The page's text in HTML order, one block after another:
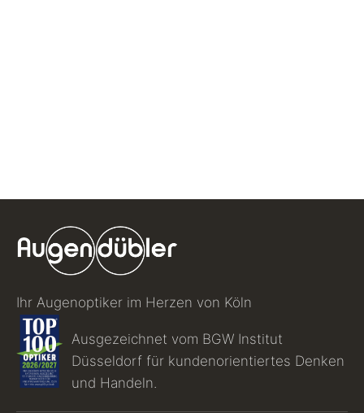
Ihr Augenoptiker im Herzen von Köln
Ausgezeichnet vom BGW Institut
Düsseldorf für kundenorientiertes Denken
und Handeln.